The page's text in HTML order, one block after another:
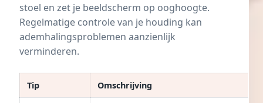
stoel en zet je beeldscherm op ooghoogte.
Regelmatige controle van je houding kan
ademhalingsproblemen aanzienlijk
verminderen.
Tip Omschrijving